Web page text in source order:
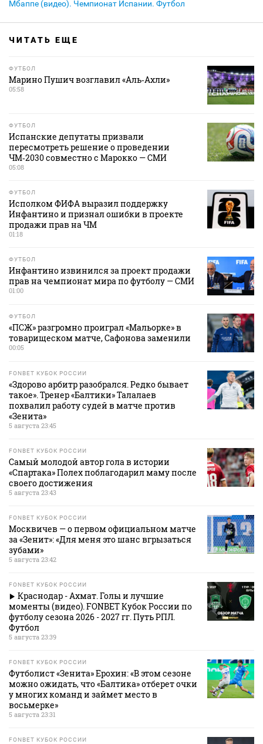
Мбаппе (видео). Чемпионат Испании. Футбол
ЧИТАТЬ ЕЩЕ
ФУТБОЛ
Марино Пушич возглавил «Аль‑Ахли»
05:58
ФУТБОЛ
Испанские депутаты призвали
пересмотреть решение о проведении
ЧМ‑2030 совместно с Марокко — СМИ
05:08
ФУТБОЛ
Исполком ФИФА выразил поддержку
Инфантино и признал ошибки в проекте
продажи прав на ЧМ
01:18
ФУТБОЛ
Инфантино извинился за проект продажи
прав на чемпионат мира по футболу — СМИ
01:00
ФУТБОЛ
«ПСЖ» разгромно проиграл «Мальорке» в
товарищеском матче, Сафонова заменили
00:05
FONBET КУБОК РОССИИ
«Здорово арбитр разобрался. Редко бывает
такое». Тренер «Балтики» Талалаев
похвалил работу судей в матче против
«Зенита»
5 августа 23:45
FONBET КУБОК РОССИИ
Самый молодой автор гола в истории
«Спартака» Полех поблагодарил маму после
своего достижения
5 августа 23:43
FONBET КУБОК РОССИИ
Москвичев — о первом официальном матче
за «Зенит»: «Для меня это шанс вгрызаться
зубами»
5 августа 23:42
FONBET КУБОК РОССИИ
Краснодар - Ахмат. Голы и лучшие
моменты (видео). FONBET Кубок России по
футболу сезона 2026 - 2027 гг. Путь РПЛ.
Футбол
5 августа 23:39
FONBET КУБОК РОССИИ
Футболист «Зенита» Ерохин: «В этом сезоне
можно ожидать, что «Балтика» отберет очки
у многих команд и займет место в
восьмерке»
5 августа 23:31
FONBET КУБОК РОССИИ